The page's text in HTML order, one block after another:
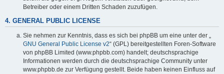
Betreiber oder einem Dritten Schaden zuzufügen.
4. GENERAL PUBLIC LICENSE
Sie nehmen zur Kenntnis, dass es sich bei phpBB um eine unter der „
GNU General Public License v2“ (GPL) bereitgestellten Foren-Software
von phpBB Limited (www.phpbb.com) handelt; deutschsprachige
Informationen werden durch die deutschsprachige Community unter
www.phpbb.de zur Verfügung gestellt. Beide haben keinen Einfluss auf